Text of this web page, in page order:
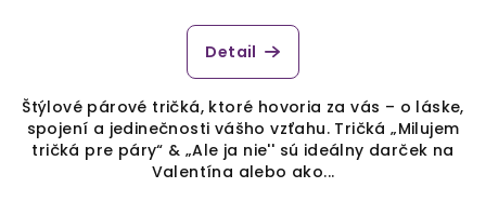
Detail
Štýlové párové tričká, ktoré hovoria za vás – o láske,
spojení a jedinečnosti vášho vzťahu. Tričká „Milujem
tričká pre páry“ & „Ale ja nie'' sú ideálny darček na
Valentína alebo ako...